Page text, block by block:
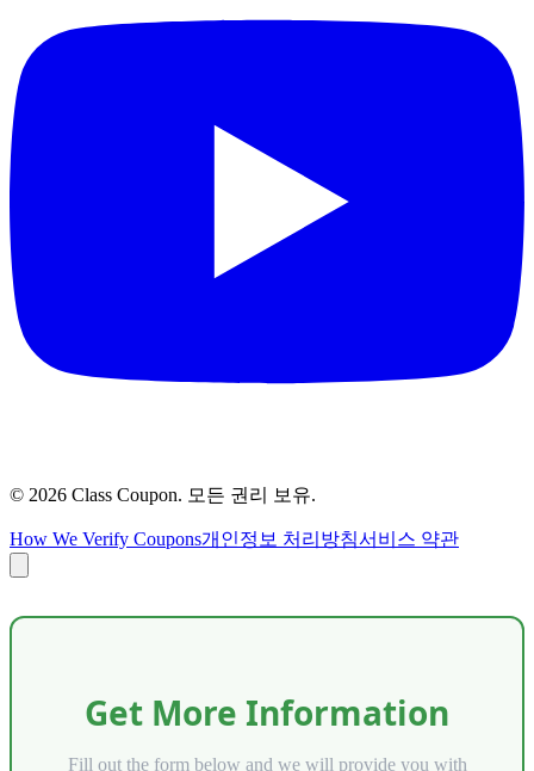
© 2026 Class Coupon. 모든 권리 보유.
How We Verify Coupons개인정보 처리방침서비스 약관
Get More Information
Fill out the form below and we will provide you with